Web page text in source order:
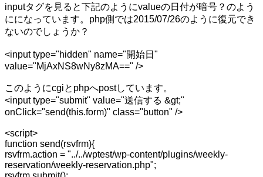
inputタグを見ると下記のようにvalueの日付が暗号？のよう
にになっています。php側では2015/07/26のように復元でき
ないのでしょうか？
<input type="hidden" name="開始日"
value="MjAxNS8wNy8zMA==" />
このようにcgiとphpへpostしています。
<input type="submit" value="送信する &gt;"
onClick="send(this.form)" class="button" />
<script>
function send(rsvfrm){
rsvfrm.action = "../../wptest/wp-content/plugins/weekly-
reservation/weekly-reservation.php";